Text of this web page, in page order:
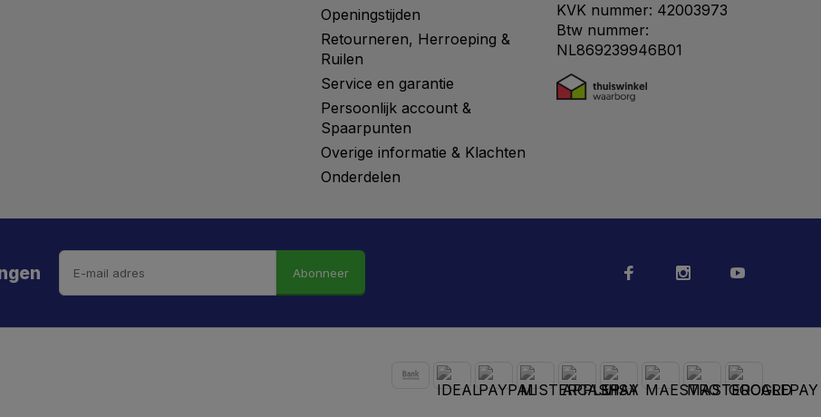
Openingstijden
Retourneren, Herroeping &
Ruilen
Service en garantie
Persoonlijk account &
Spaarpunten
Overige informatie & Klachten
Onderdelen
KVK nummer: 42003973
Btw nummer:
NL869239946B01
Abonneer
hebt de weg vrij gemaaid naar €5 korting!
kortingscode is onderweg naar je mailbox.